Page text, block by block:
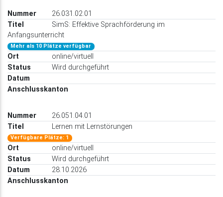
26.031.02.01
SimS: Effektive Sprachförderung im
Anfangsunterricht
Mehr als 10 Plätze verfügbar
online/virtuell
Wird durchgeführt
26.051.04.01
Lernen mit Lernstörungen
Verfügbare Plätze: 1
online/virtuell
Wird durchgeführt
28.10.2026